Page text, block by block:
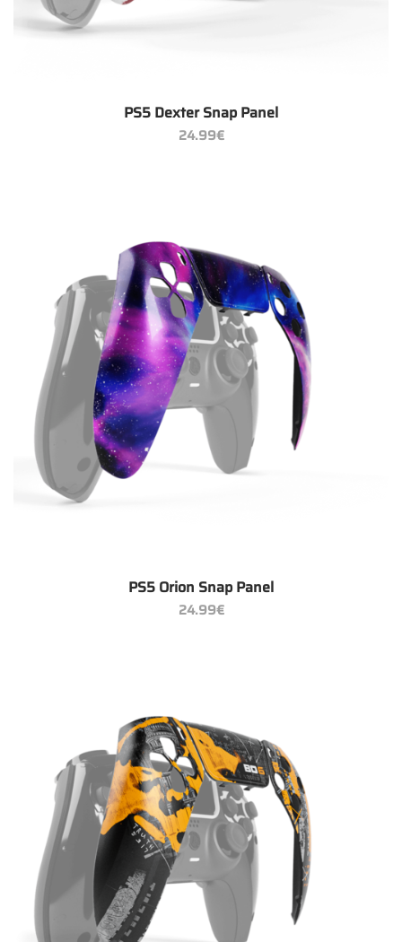
PS5 Dexter Snap Panel
24.99€
PS5 Orion Snap Panel
24.99€